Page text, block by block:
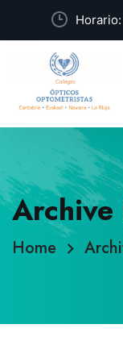
Home